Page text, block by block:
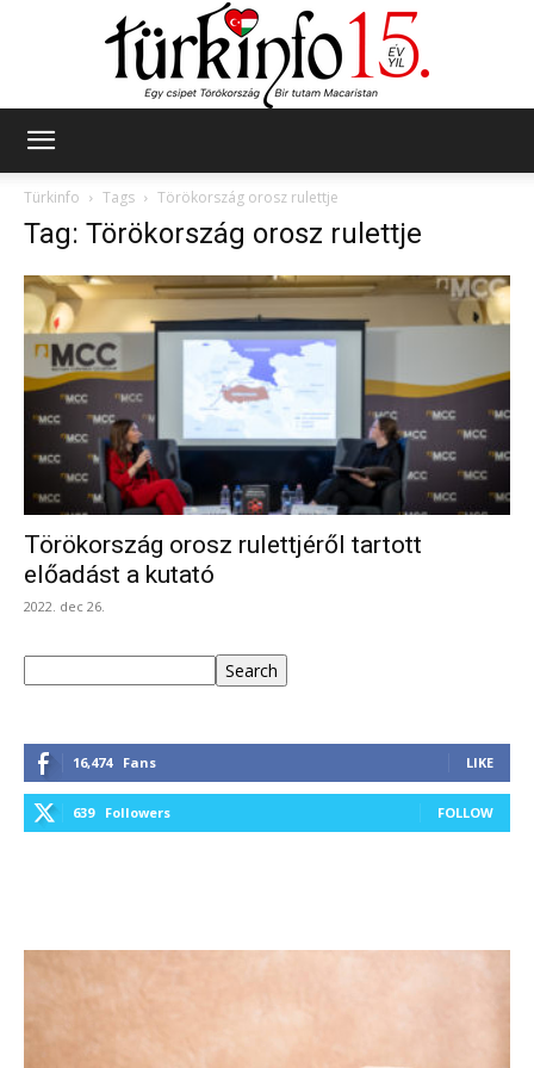
Türkinfo
Tags Törökország orosz rulettje
Tag: Törökország orosz rulettje
Törökország orosz rulettjéről tartott
előadást a kutató
2022. dec 26.
Search
16,474 Fans LIKE
639 Followers FOLLOW